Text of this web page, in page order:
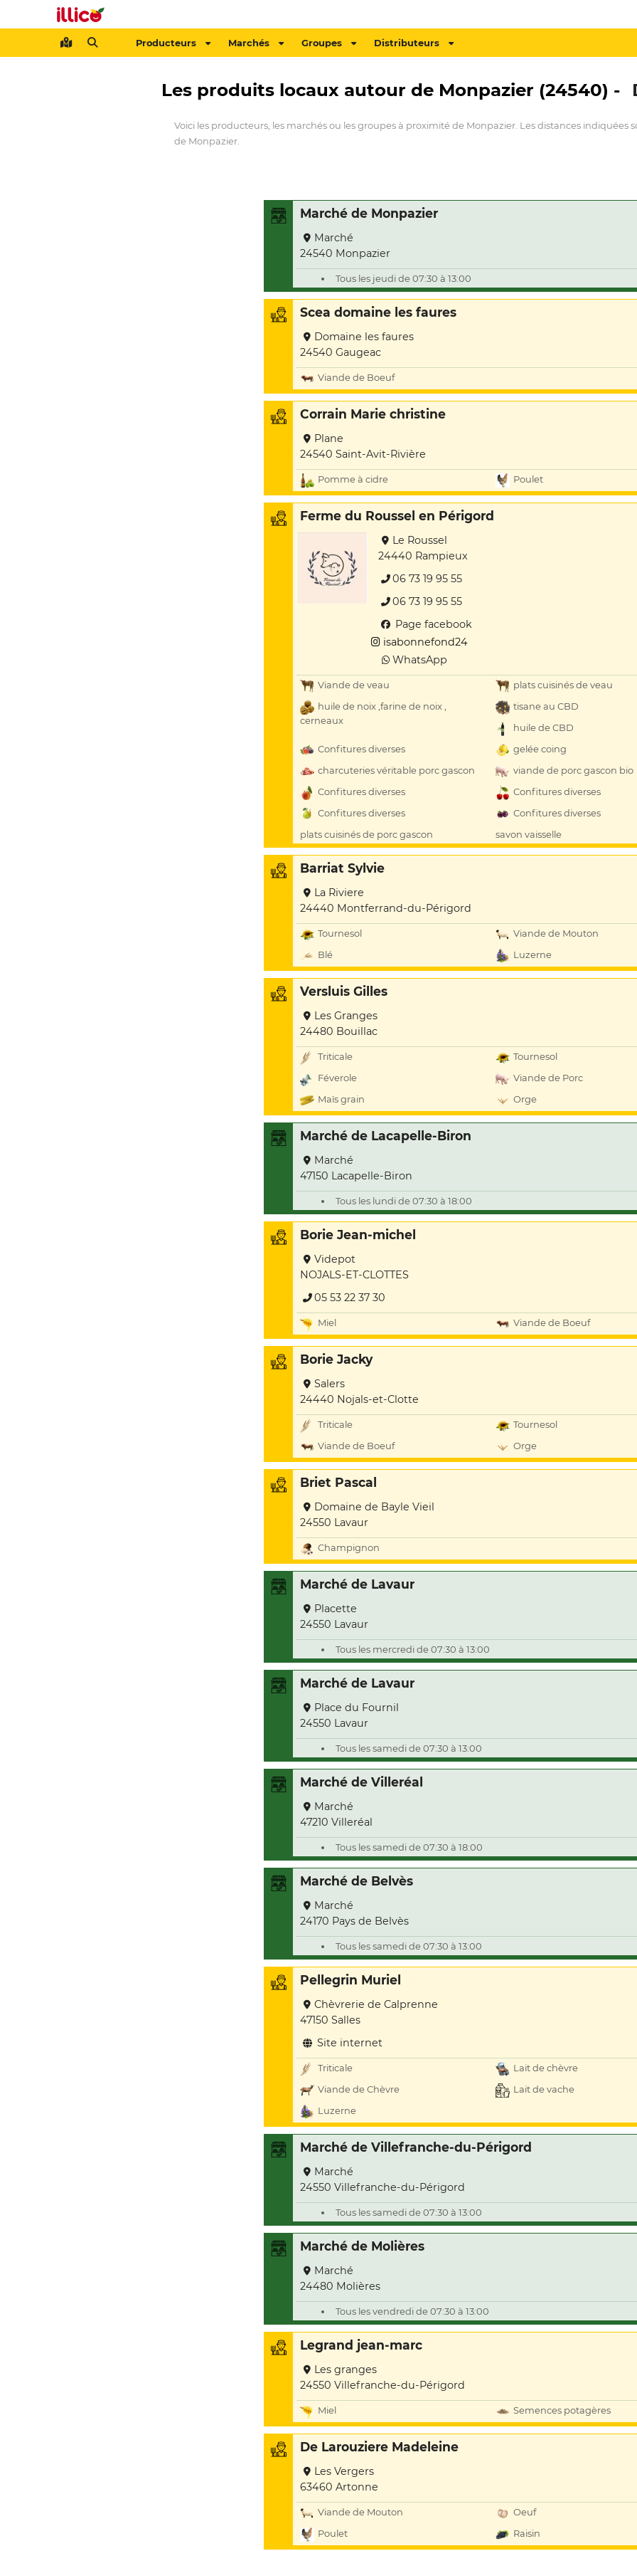
Producteurs Marchés Groupes Distributeurs
Les produits locaux autour de Monpazier (24540) -
Voici les producteurs, les marchés ou les groupes à proximité de Monpazier. Les distances indiquées
de Monpazier.
Marché de Monpazier
Marché
24540 Monpazier
Tous les jeudi de 07:30 à 13:00
Scea domaine les faures
Domaine les faures
24540 Gaugeac
Viande de Boeuf
Corrain Marie christine
Plane
24540 Saint-Avit-Rivière
Pomme à cidre Poulet
Ferme du Roussel en Périgord
Le Roussel
24440 Rampieux
06 73 19 95 55
06 73 19 95 55
Page facebook
isabonnefond24
WhatsApp
Viande de veau
plats cuisinés de veau
huile de noix ,farine de noix ,
cerneaux
tisane au CBD
huile de CBD
Confitures diverses
gelée coing
charcuteries véritable porc gascon
viande de porc gascon bio
Confitures diverses
Confitures diverses
Confitures diverses
Confitures diverses
plats cuisinés de porc gascon
savon vaisselle
Barriat Sylvie
La Riviere
24440 Montferrand-du-Périgord
Tournesol
Viande de Mouton
Blé
Luzerne
Versluis Gilles
Les Granges
24480 Bouillac
Triticale
Tournesol
Féverole
Viande de Porc
Maïs grain
Orge
Marché de Lacapelle-Biron
Marché
47150 Lacapelle-Biron
Tous les lundi de 07:30 à 18:00
Borie Jean-michel
Videpot
NOJALS-ET-CLOTTES
05 53 22 37 30
Miel Viande de Boeuf
Borie Jacky
Salers
24440 Nojals-et-Clotte
Triticale
Tournesol
Viande de Boeuf
Orge
Briet Pascal
Domaine de Bayle Vieil
24550 Lavaur
Champignon
Marché de Lavaur
Placette
24550 Lavaur
Tous les mercredi de 07:30 à 13:00
Marché de Lavaur
Place du Fournil
24550 Lavaur
Tous les samedi de 07:30 à 13:00
Marché de Villeréal
Marché
47210 Villeréal
Tous les samedi de 07:30 à 18:00
Marché de Belvès
Marché
24170 Pays de Belvès
Tous les samedi de 07:30 à 13:00
Pellegrin Muriel
Chèvrerie de Calprenne
47150 Salles
Site internet
Triticale
Lait de chèvre
Viande de Chèvre
Lait de vache
Luzerne
Marché de Villefranche-du-Périgord
Marché
24550 Villefranche-du-Périgord
Tous les samedi de 07:30 à 13:00
Marché de Molières
Marché
24480 Molières
Tous les vendredi de 07:30 à 13:00
Legrand jean-marc
Les granges
24550 Villefranche-du-Périgord
Miel Semences potagères
De Larouziere Madeleine
Les Vergers
63460 Artonne
Viande de Mouton
Oeuf
Poulet
Raisin